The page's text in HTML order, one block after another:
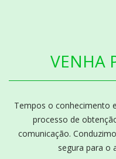
VENHA
Tempos o conhecimento
processo de
comunicação.
segura para o